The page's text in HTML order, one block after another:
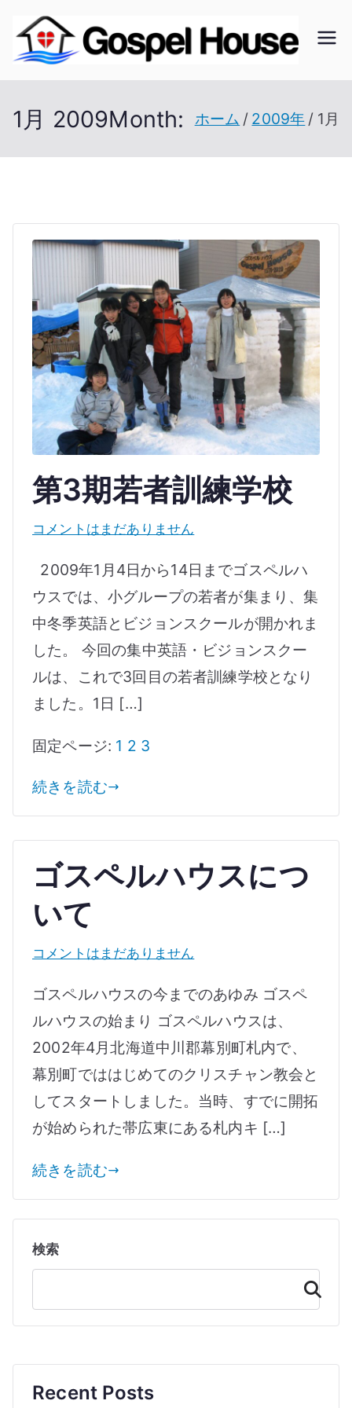
を
キ
ス
ペ
ハ
ウ
ス
い未
開拓
を進
む
1月 2009Month: ホーム 2009年 1月
第3期若者訓練学校
第
期
若
者
訓
練
へ
コメントはまだありません
2009年1月4日から14日までゴスペルハ
ウスでは、小グループの若者が集まり、集
中冬季英語とビジョンスクールが開かれま
した。 今回の集中英語・ビジョンスクー
ルは、これで3回目の若者訓練学校となり
ました。1日 […]
固定ページ: 1 2 3
続きを読む
ゴスペルハウスにつ
いて
ゴ
ペ
ル
ハ
ウ
ス
い
コメントはまだありません
ゴスペルハウスの今までのあゆみ ゴスペ
ルハウスの始まり ゴスペルハウスは、
2002年4月北海道中川郡幕別町札内で、
幕別町でははじめてのクリスチャン教会と
してスタートしました。当時、すでに開拓
が始められた帯広東にある札内キ […]
続きを読む
検索
検
索
Recent Posts